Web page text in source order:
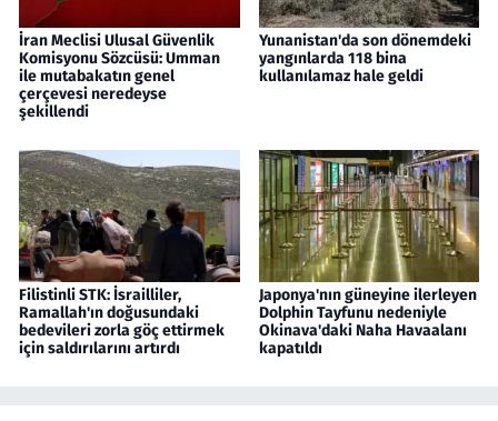
İran Meclisi Ulusal Güvenlik
Komisyonu Sözcüsü: Umman
ile mutabakatın genel
çerçevesi neredeyse
şekillendi
Yunanistan'da son dönemdeki
yangınlarda 118 bina
kullanılamaz hale geldi
Filistinli STK: İsrailliler,
Ramallah'ın doğusundaki
bedevileri zorla göç ettirmek
için saldırılarını artırdı
Japonya'nın güneyine ilerleyen
Dolphin Tayfunu nedeniyle
Okinava'daki Naha Havaalanı
kapatıldı